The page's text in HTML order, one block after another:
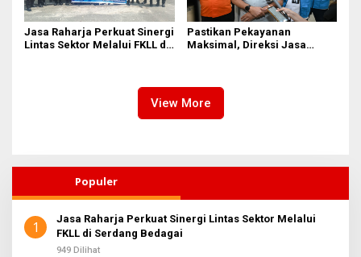
Jasa Raharja Perkuat Sinergi
Lintas Sektor Melalui FKLL di
Pastikan Pekayanan
Maksimal, Direksi Jasa
View More
Populer
1
Jasa Raharja Perkuat Sinergi Lintas Sektor Melalui
FKLL di Serdang Bedagai
949 Dilihat